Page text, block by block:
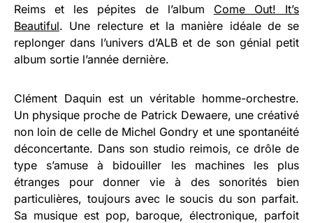
Reims et les pépites de l’album Come Out! It’s
Beautiful. Une relecture et la manière idéale de se
replonger dans l’univers d’ALB et de son génial petit
album sortie l’année dernière.
Clément Daquin est un véritable homme-orchestre.
Un physique proche de Patrick Dewaere, une créativé
non loin de celle de Michel Gondry et une spontanéité
déconcertante. Dans son studio reimois, ce drôle de
type s’amuse à bidouiller les machines les plus
étranges pour donner vie à des sonorités bien
particulières, toujours avec le soucis du son parfait.
Sa musique est pop, baroque, électronique, parfoit